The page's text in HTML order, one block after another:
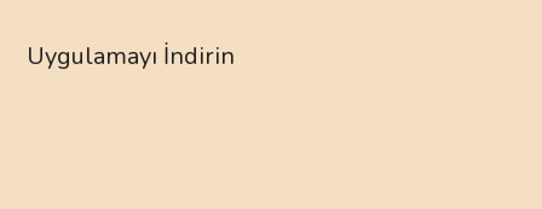
Uygulamayı İndirin